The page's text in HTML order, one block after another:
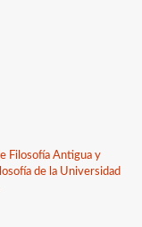
Filosofía Antigua y
de la Universidad